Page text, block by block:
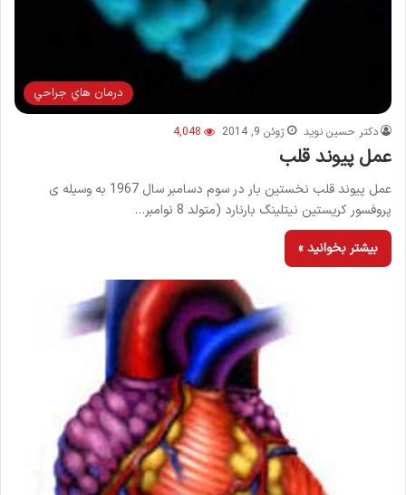
درمان هاي جراحي
دکتر حسین نوید ژوئن 9, 2014 4,048
عمل پیوند قلب
عمل پیوند قلب نخستین بار در سوم دسامبر سال 1967 به وسیله ی
پروفسور کریستین نیتلینگ بارنارد (متولد 8 نوامبر…
بیشتر بخوانید »